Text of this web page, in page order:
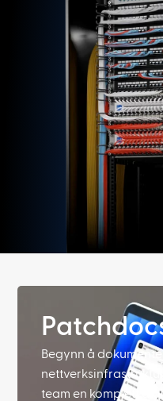
Begynn å
team en komplett